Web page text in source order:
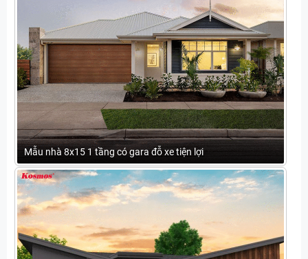
Mẫu nhà 8x15 1 tầng có gara đỗ xe tiện lợi